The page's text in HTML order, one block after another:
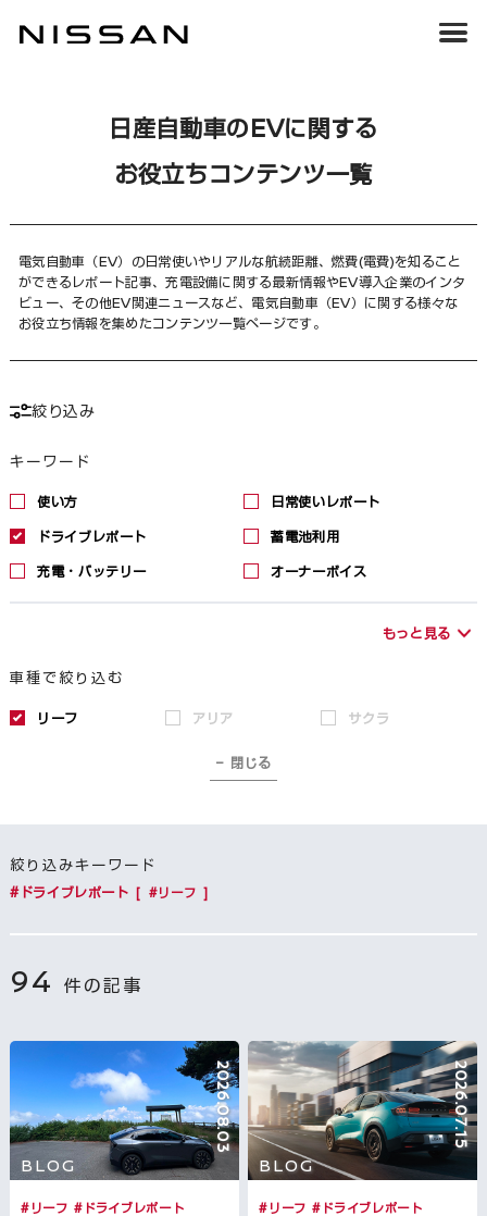
日産自動車のEVに関する
お役立ちコンテンツ一覧
電気自動車（EV）の日常使いやリアルな航続距離、燃費(電費)を知ること
ができるレポート記事、充電設備に関する最新情報やEV導入企業のインタ
ビュー、その他EV関連ニュースなど、電気自動車（EV）に関する様々な
お役立ち情報を集めたコンテンツ一覧ページです。
絞り込み
キーワード
使い方 日常使いレポート
ドライブレポート 蓄電池利用
充電・バッテリー オーナーボイス
もっと見る
車種で絞り込む
リーフ アリア サクラ
－ 閉じる
絞り込みキーワード
#ドライブレポート [ #リーフ ]
94 件の記事
2026.08.03
BLOG
#リーフ #ドライブレポート
2026.07.15
BLOG
#リーフ #ドライブレポート